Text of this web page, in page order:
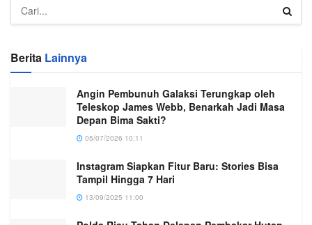
Berita Lainnya
Angin Pembunuh Galaksi Terungkap oleh
Teleskop James Webb, Benarkah Jadi Masa
Depan Bima Sakti?
05/07/2026 10:11
Instagram Siapkan Fitur Baru: Stories Bisa
Tampil Hingga 7 Hari
13/09/2025 11:00